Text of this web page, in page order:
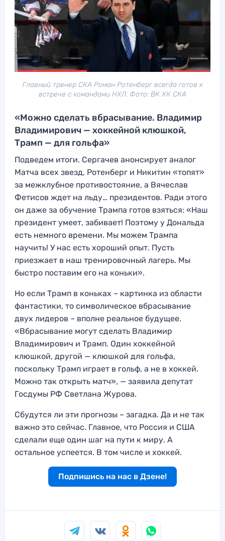
Главный тренер СКА Роман Ротенберг всегда готов к
встрече с командами НХЛ. Фото: ВК ХК СКА
«Можно сделать вбрасывание. Владимир
Владимирович — хоккейной клюшкой,
Трамп — для гольфа»
Подведем итоги. Сергачев анонсирует аналог
Матча всех звезд, Ротенберг и Никитин «топят»
за межклубное противостояние, а Вячеслав
Фетисов ждет на льду… президентов. Ради этого
он даже за обучение Трампа готов взяться: «Наш
президент умеет, забивает! Поэтому у Дональда
есть немного времени. Мы можем Трампа
научить! У нас есть хороший опыт. Пусть
приезжает в наш тренировочный лагерь. Мы
быстро поставим его на коньки».
Но если Трамп в коньках – картинка из области
фантастики, то символическое вбрасывание
двух лидеров – вполне реальное будущее.
«Вбрасывание могут сделать Владимир
Владимирович и Трамп. Один хоккейной
клюшкой, другой — клюшкой для гольфа,
поскольку Трамп играет в гольф, а не в хоккей.
Можно так открыть матч», — заявила депутат
Госдумы РФ Светлана Журова.
Сбудутся ли эти прогнозы – загадка. Да и не так
важно это сейчас. Главное, что Россия и США
сделали еще один шаг на пути к миру. А
остальное успеется. В том числе и хоккей.
Подпишись на нас в Дзене!